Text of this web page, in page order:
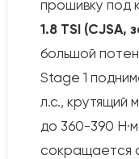
прошивку под
1.8 TSI (CJSA,
большой
Stage 1
л.с., крутящий
до 360-390
сокращается